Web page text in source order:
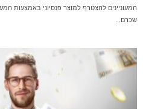
המעוניינים להצטרף למוצר פנסיוני באמצעות
שכרם...